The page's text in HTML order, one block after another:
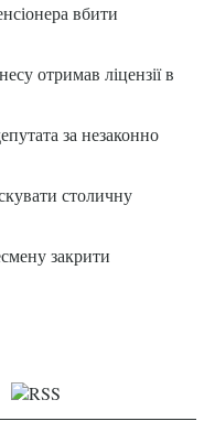
вбити
отримав ліцензії в
за незаконно
столичну
закрити